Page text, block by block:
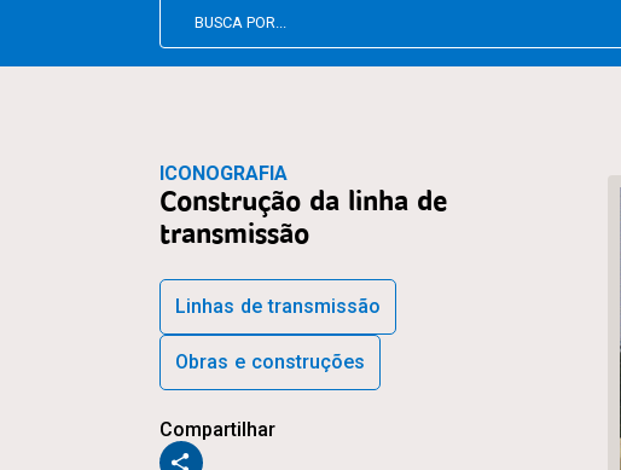
ICONOGRAFIA
Construção da linha de
transmissão
Linhas de transmissão
Obras e construções
Compartilhar